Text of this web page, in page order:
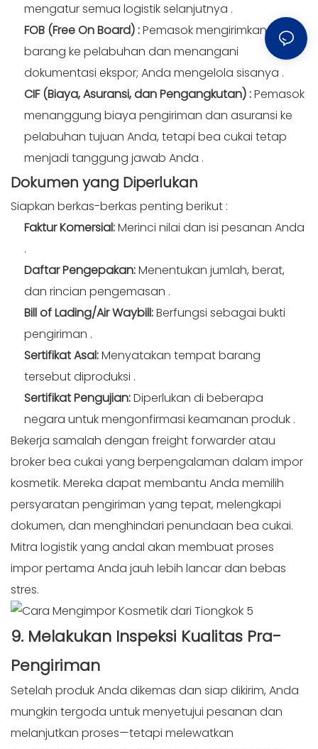
mengatur semua logistik selanjutnya .
FOB (Free On Board) :Pemasok mengirimkan
barang ke pelabuhan dan menangani
dokumentasi ekspor; Anda mengelola sisanya .
CIF (Biaya, Asuransi, dan Pengangkutan) :Pemasok
menanggung biaya pengiriman dan asuransi ke
pelabuhan tujuan Anda, tetapi bea cukai tetap
menjadi tanggung jawab Anda .
Dokumen yang Diperlukan
Siapkan berkas-berkas penting berikut :
Faktur Komersial:Merinci nilai dan isi pesanan Anda
.
Daftar Pengepakan:Menentukan jumlah, berat,
dan rincian pengemasan .
Bill of Lading/Air Waybill:Berfungsi sebagai bukti
pengiriman .
Sertifikat Asal:Menyatakan tempat barang
tersebut diproduksi .
Sertifikat Pengujian:Diperlukan di beberapa
negara untuk mengonfirmasi keamanan produk .
Bekerja samalah dengan freight forwarder atau
broker bea cukai yang berpengalaman dalam impor
kosmetik. Mereka dapat membantu Anda memilih
persyaratan pengiriman yang tepat, melengkapi
dokumen, dan menghindari penundaan bea cukai.
Mitra logistik yang andal akan membuat proses
impor pertama Anda jauh lebih lancar dan bebas
stres.
9. Melakukan Inspeksi Kualitas Pra-
Pengiriman
Setelah produk Anda dikemas dan siap dikirim, Anda
mungkin tergoda untuk menyetujui pesanan dan
melanjutkan proses—tetapi melewatkan